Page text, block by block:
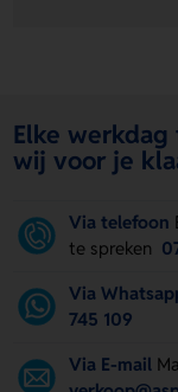
Elke werkdag
wij voor je
Via telefoon
te spreken
Via
745 109
Via E-mail